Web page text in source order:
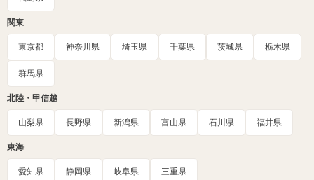
関東
東京都 神奈川県 埼玉県 千葉県 茨城県 栃木県
群馬県
北陸・甲信越
山梨県 長野県 新潟県 富山県 石川県 福井県
東海
愛知県 静岡県 岐阜県 三重県